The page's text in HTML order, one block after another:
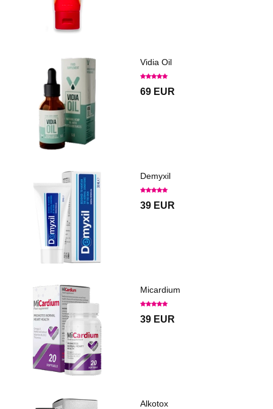
Vidia Oil
69 EUR
Demyxil
39 EUR
Micardium
39 EUR
Alkotox